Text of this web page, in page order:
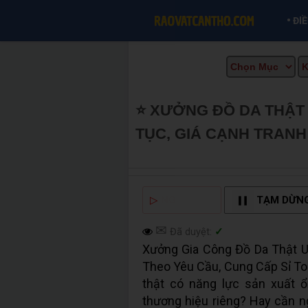
•
⭐ XƯỞNG ĐỒ DA
TỤC, GIÁ CẠNH
▷ TẠM
✉ Đã duyệt: ✓
Xưởng Gia Công Đồ Da Thật
Theo Yêu Cầu, Cung Cấp Sỉ
thật có năng lực sản xuất
thương hiệu riêng? Hay cần